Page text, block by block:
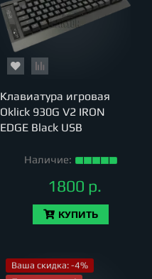
Клавиатура игровая
Oklick 930G V2 IRON
EDGE Black USB
Наличие:
1800 р.
КУПИТЬ
Ваша скидка: -4%